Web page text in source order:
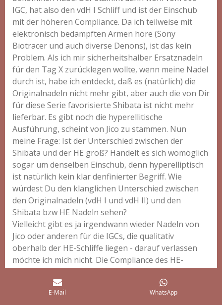
IGC, hat also den vdH I Schliff und ist der Einschub
mit der höheren Compliance. Da ich teilweise mit
elektronisch bedämpften Armen höre (Sony
Biotracer und auch diverse Denons), ist das kein
Problem. Als ich mir sicherheitshalber Ersatznadeln
für den Tag X zurücklegen wollte, wenn meine Nadel
durch ist, habe ich entdeckt, daß es (natürlich) die
Originalnadeln nicht mehr gibt, aber auch die von Dir
für diese Serie favorisierte Shibata ist nicht mehr
lieferbar. Es gibt noch die hyperellitische
Ausführung, scheint von Jico zu stammen. Nun
meine Frage: Ist der Unterschied zwischen der
Shibata und der HE groß? Handelt es sich womöglich
sogar um denselben Einschub, denn hyperelliptisch
ist natürlich kein klar denfinierter Begriff. Wie
würdest Du den klanglichen Unterschied zwischen
den Originalnadeln (vdH I und vdH II) und den
Shibata bzw HE Nadeln sehen?
Vielleicht gibt es ja irgendwann wieder Nadeln von
Jico oder anderen für die IGCs, die qualitativ
oberhalb der HE-Schliffe liegen - darauf verlassen
möchte ich mich nicht. Die Compliance des HE-
Deine Einschätzung würde mich sehr interessieren,
vieln Dank für die Mühe.
E-Mail WhatsApp